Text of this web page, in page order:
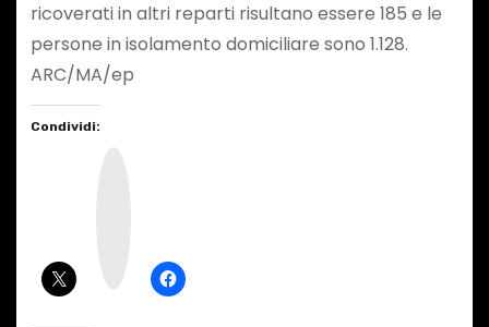
ricoverati in altri reparti risultano essere 185 e le
persone in isolamento domiciliare sono 1.128.
ARC/MA/ep
Condividi: